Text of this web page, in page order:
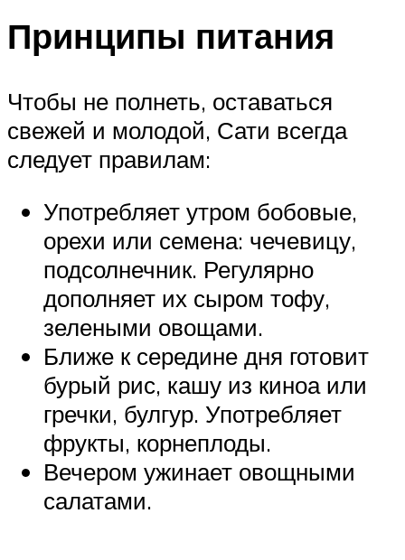
Принципы питания
Чтобы не полнеть, оставаться
свежей и молодой, Сати всегда
следует правилам:
Употребляет утром бобовые,
орехи или семена: чечевицу,
подсолнечник. Регулярно
дополняет их сыром тофу,
зелеными овощами.
Ближе к середине дня готовит
бурый рис, кашу из киноа или
гречки, булгур. Употребляет
фрукты, корнеплоды.
Вечером ужинает овощными
салатами.